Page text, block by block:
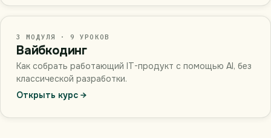
3 МОДУЛЯ · 9 УРОКОВ
Вайбкодинг
Как собрать работающий IT-продукт с помощью AI, без
классической разработки.
Открыть курс →